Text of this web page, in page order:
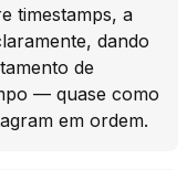
timestamps, a
dando
de
— quase como
em ordem.